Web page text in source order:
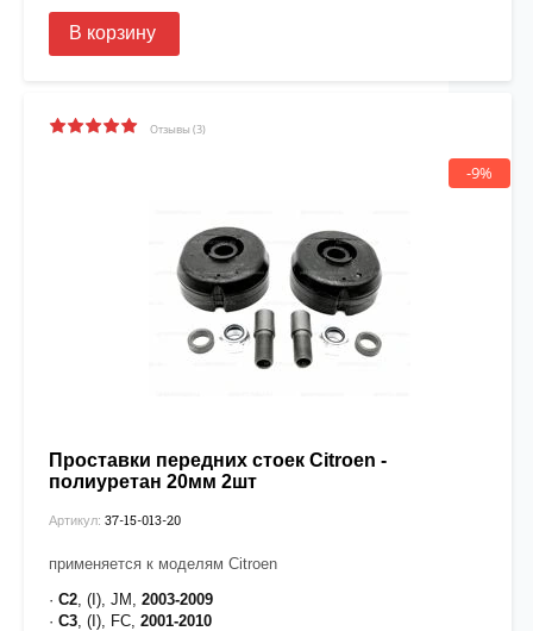
В корзину
Отзывы (3)
-9%
Проставки передних стоек Citroen -
полиуретан 20мм 2шт
Артикул: 37-15-013-20
применяется к моделям Citroen
· C2 , (I), JM, 2003-2009
· C3 , (I), FC, 2001-2010